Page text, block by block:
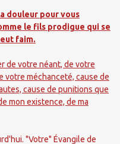
douleur pour vous
le fils prodigue qui se
faim.
de votre néant, de votre
votre méchanceté, cause de
cause de punitions que
mon existence, de ma
"Votre" Évangile de